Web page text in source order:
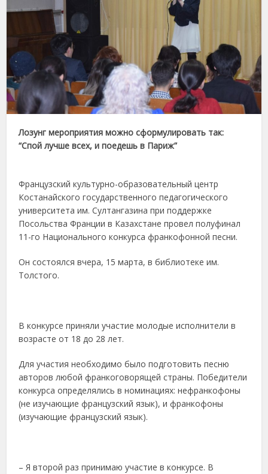
Лозунг мероприятия можно сформулировать так:
“Спой лучше всех, и поедешь в Париж”
Французский культурно-образовательный центр
Костанайского государственного педагогического
университета им. Султангазина при поддержке
Посольства Франции в Казахстане провел полуфинал
11-го Национального конкурса франкофонной песни.
Он состоялся вчера, 15 марта, в библиотеке им.
Толстого.
В конкурсе приняли участие молодые исполнители в
возрасте от 18 до 28 лет.
Для участия необходимо было подготовить песню
авторов любой франкоговорящей страны. Победители
конкурса определялись в номинациях: нефранкофоны
(не изучающие французский язык), и франкофоны
(изучающие французский язык).
– Я второй раз принимаю участие в конкурсе. В